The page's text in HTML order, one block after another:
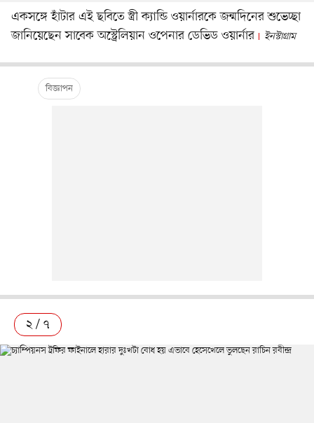
একসঙ্গে হাঁটার এই ছবিতে স্ত্রী ক্যান্ডি ওয়ার্নারকে জন্মদিনের শুভেচ্ছা
জানিয়েছেন সাবেক অস্ট্রেলিয়ান ওপেনার ডেভিড ওয়ার্নার
ইনস্টাগ্রাম
২ / ৭